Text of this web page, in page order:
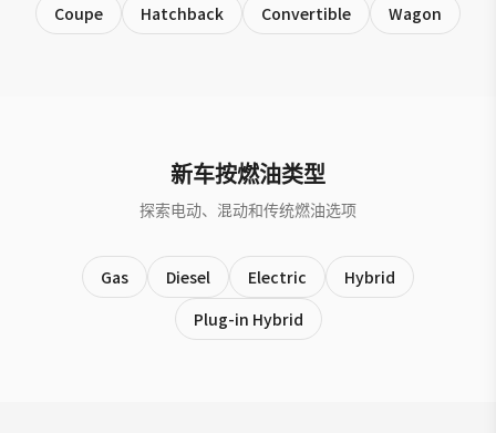
Coupe
Hatchback Convertible Wagon
新车按燃油类型
探索电动、混动和传统燃油选项
Gas Diesel Electric
Hybrid
Plug-in Hybrid